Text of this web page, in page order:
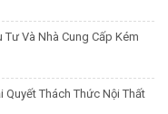
Và Nhà Cung Cấp Kém
Quyết Thách Thức Nội Thất